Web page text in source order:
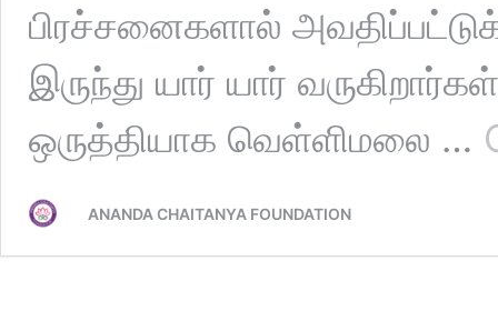
பிரச்சனைகளால்
இருந்து யார் யார்
ஒருத்தியாக வெள்ளிமலை …
ANANDA CHAITANYA FOUNDATION